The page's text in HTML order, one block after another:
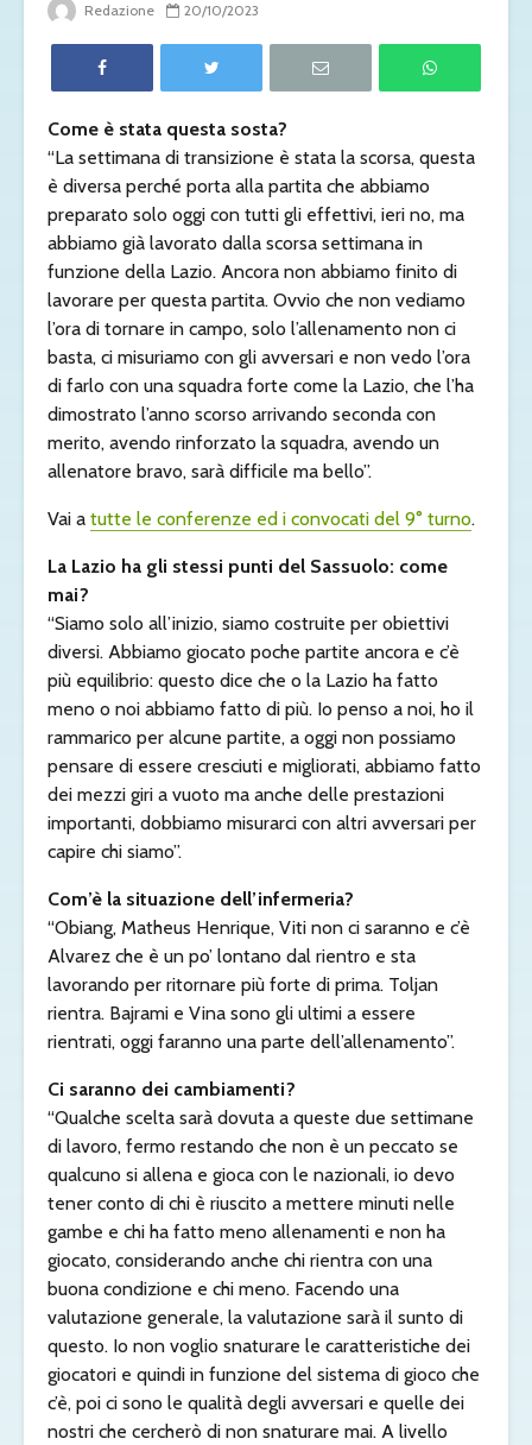
Redazione 20/10/2023
Come è stata questa sosta?
“La settimana di transizione è stata la scorsa, questa
è diversa perché porta alla partita che abbiamo
preparato solo oggi con tutti gli effettivi, ieri no, ma
abbiamo già lavorato dalla scorsa settimana in
funzione della Lazio. Ancora non abbiamo finito di
lavorare per questa partita. Ovvio che non vediamo
l’ora di tornare in campo, solo l’allenamento non ci
basta, ci misuriamo con gli avversari e non vedo l’ora
di farlo con una squadra forte come la Lazio, che l’ha
dimostrato l’anno scorso arrivando seconda con
merito, avendo rinforzato la squadra, avendo un
allenatore bravo, sarà difficile ma bello”.
Vai a tutte le conferenze ed i convocati del 9° turno.
La Lazio ha gli stessi punti del Sassuolo: come
mai?
“Siamo solo all’inizio, siamo costruite per obiettivi
diversi. Abbiamo giocato poche partite ancora e c’è
più equilibrio: questo dice che o la Lazio ha fatto
meno o noi abbiamo fatto di più. Io penso a noi, ho il
rammarico per alcune partite, a oggi non possiamo
pensare di essere cresciuti e migliorati, abbiamo fatto
dei mezzi giri a vuoto ma anche delle prestazioni
importanti, dobbiamo misurarci con altri avversari per
capire chi siamo”.
Com’è la situazione dell’infermeria?
“Obiang, Matheus Henrique, Viti non ci saranno e c’è
Alvarez che è un po’ lontano dal rientro e sta
lavorando per ritornare più forte di prima. Toljan
rientra. Bajrami e Vina sono gli ultimi a essere
rientrati, oggi faranno una parte dell’allenamento”.
Ci saranno dei cambiamenti?
“Qualche scelta sarà dovuta a queste due settimane
di lavoro, fermo restando che non è un peccato se
qualcuno si allena e gioca con le nazionali, io devo
tener conto di chi è riuscito a mettere minuti nelle
gambe e chi ha fatto meno allenamenti e non ha
giocato, considerando anche chi rientra con una
buona condizione e chi meno. Facendo una
valutazione generale, la valutazione sarà il sunto di
questo. Io non voglio snaturare le caratteristiche dei
giocatori e quindi in funzione del sistema di gioco che
c’è, poi ci sono le qualità degli avversari e quelle dei
nostri che cercherò di non snaturare mai. A livello